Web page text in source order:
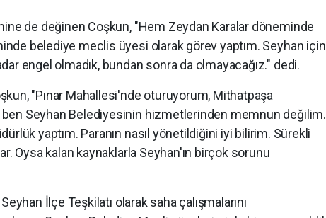
de değinen Coşkun, "Hem Zeydan Karalar döneminde
belediye meclis üyesi olarak görev yaptım. Seyhan için
engel olmadık, bundan sonra da olmayacağız." dedi.
"Pınar Mahallesi'nde oturuyorum, Mithatpaşa
Seyhan Belediyesinin hizmetlerinden memnun değilim.
yaptım. Paranın nasıl yönetildiğini iyi bilirim. Sürekli
Oysa kalan kaynaklarla Seyhan'ın birçok sorunu
İlçe Teşkilatı olarak saha çalışmalarını